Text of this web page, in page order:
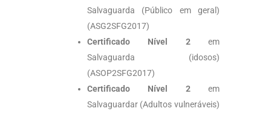
Salvaguarda (Público em geral)
(ASG2SFG2017)
Certificado Nível 2em
Salvaguarda (idosos)
(ASOP2SFG2017)
Certificado Nível 2em
Salvaguardar (Adultos vulneráveis)